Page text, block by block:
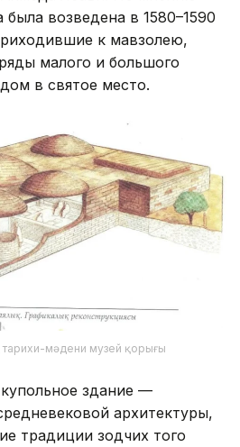
была возведена в 1580–1590
к мавзолею,
малого и большого
в святое место.
тарихи-мәдени музей қорығы
здание —
архитектуры,
традиции зодчих того